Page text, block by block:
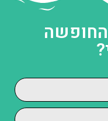
החופשה